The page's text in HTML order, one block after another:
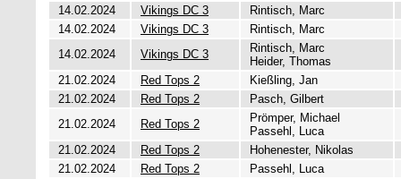
14.02.2024
Vikings DC 3
Rintisch, Marc
14.02.2024
Vikings DC 3
Rintisch, Marc
14.02.2024
Vikings DC 3
Rintisch, Marc
Heider, Thomas
21.02.2024
Red Tops 2
Kießling, Jan
21.02.2024
Red Tops 2
Pasch, Gilbert
21.02.2024
Red Tops 2
Prömper, Michael
Passehl, Luca
21.02.2024
Red Tops 2
Hohenester, Nikolas
21.02.2024
Red Tops 2
Passehl, Luca